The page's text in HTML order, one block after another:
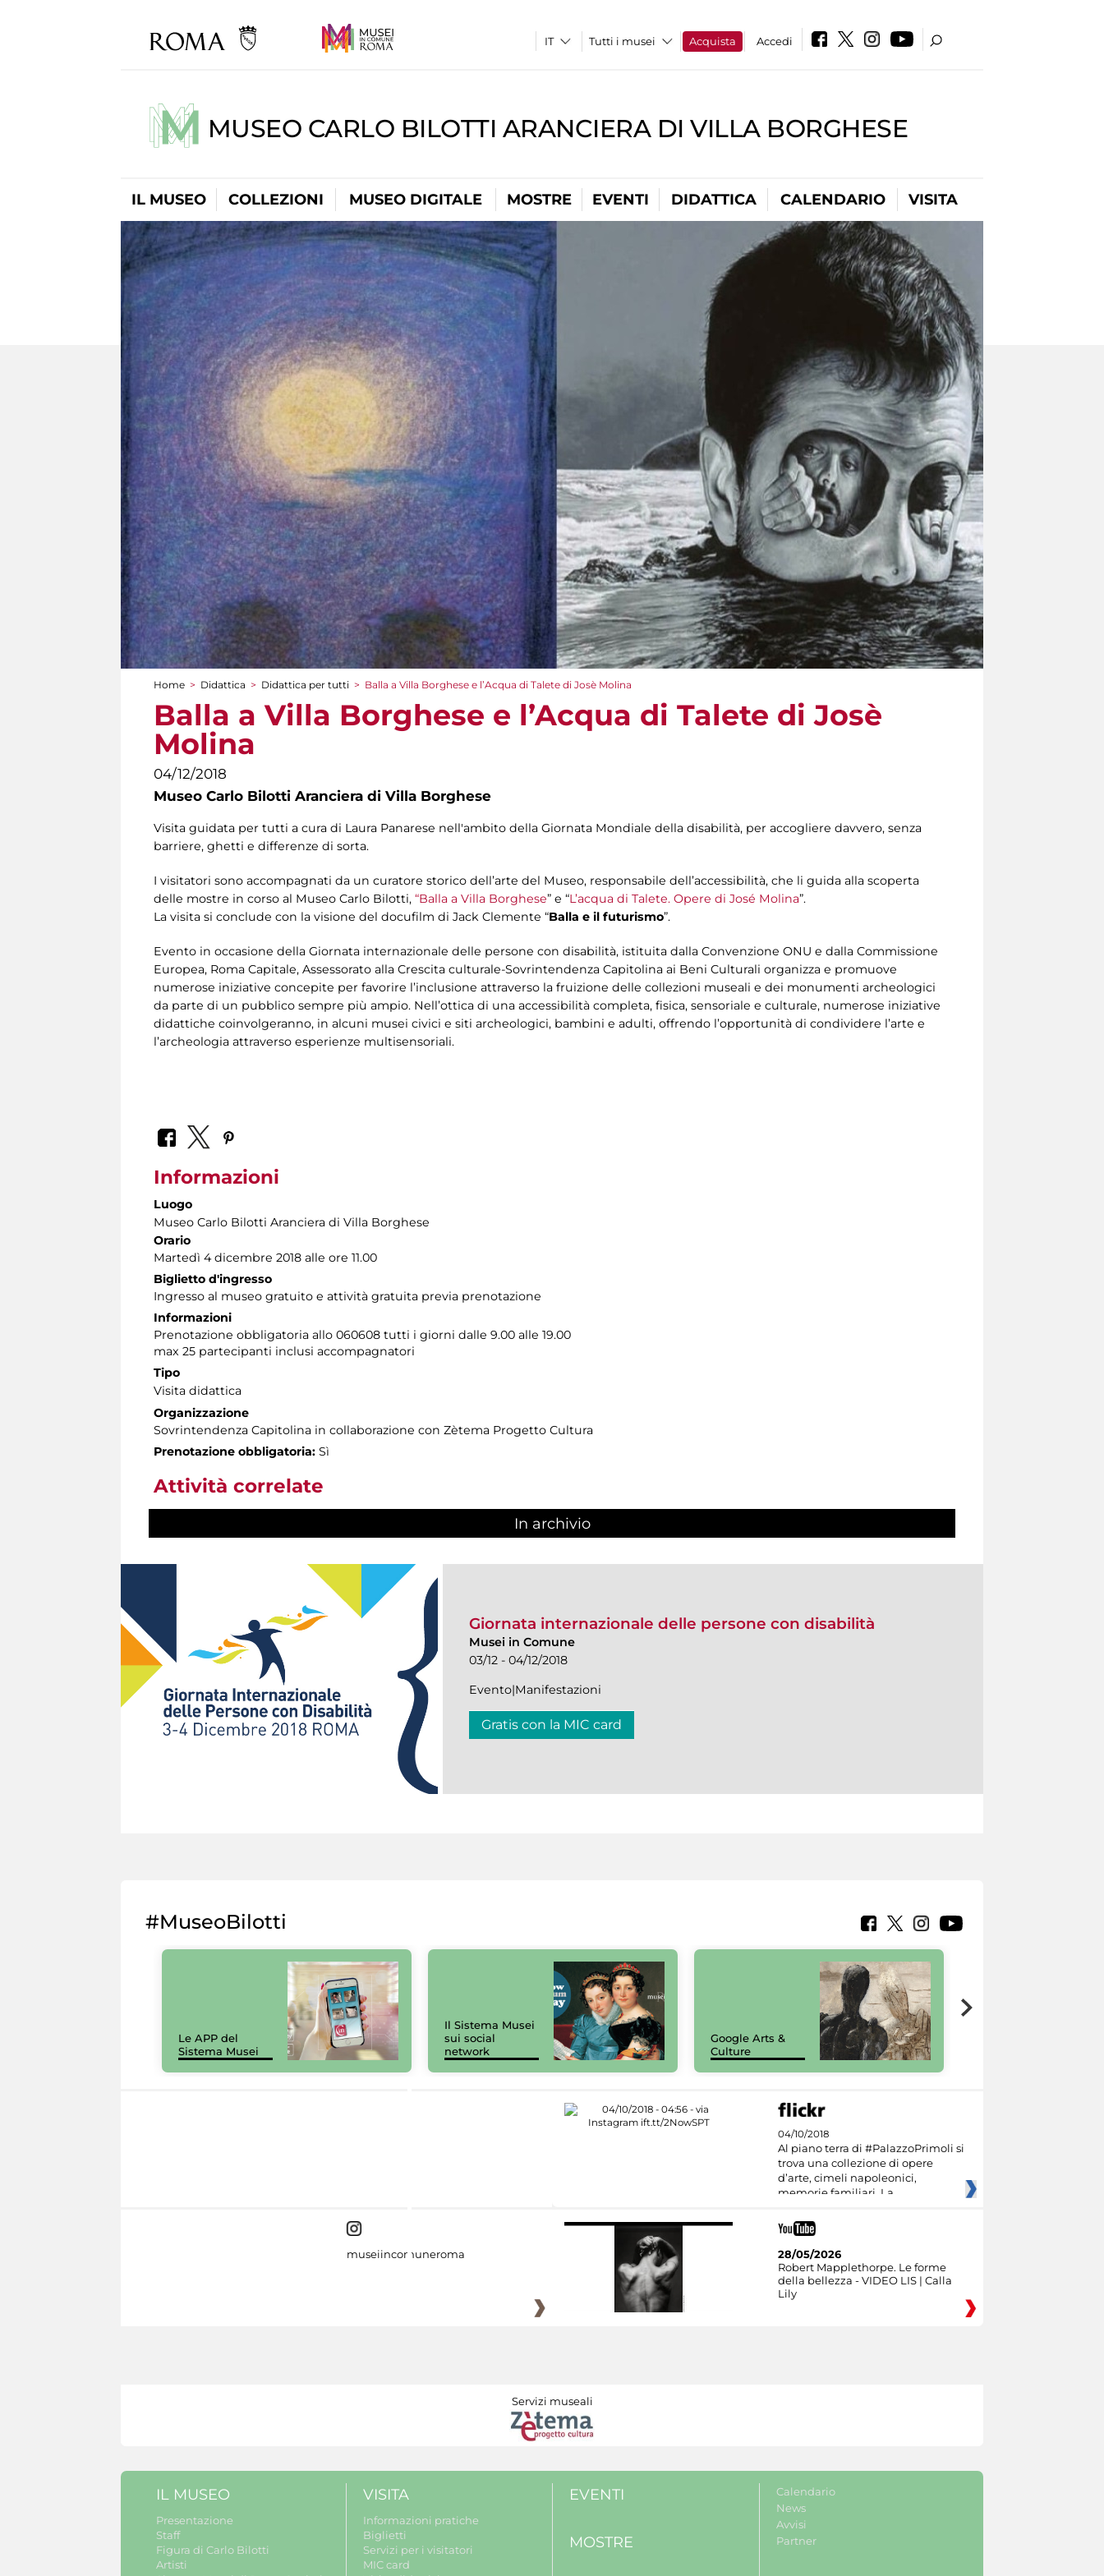
Tutti i musei Acquista Accedi
MUSEO CARLO BILOTTI ARANCIERA DI VILLA BORGHESE
IL MUSEO COLLEZIONI MUSEO DIGITALE MOSTRE EVENTI DIDATTICA CALENDARIO VISITA
Tu sei qui
Home > Didattica > Didattica per tutti > Balla a Villa Borghese e l’Acqua di Talete di Josè Molina
Balla a Villa Borghese e l’Acqua di Talete di Josè
Molina
04/12/2018
Museo Carlo Bilotti Aranciera di Villa Borghese
Visita guidata per tutti a cura di Laura Panarese nell'ambito della Giornata Mondiale della disabilità, per accogliere davvero, senza
barriere, ghetti e differenze di sorta.
I visitatori sono accompagnati da un curatore storico dell’arte del Museo, responsabile dell’accessibilità, che li guida alla scoperta
delle mostre in corso al Museo Carlo Bilotti, “Balla a Villa Borghese” e “L’acqua di Talete. Opere di José Molina”.
La visita si conclude con la visione del docufilm di Jack Clemente “Balla e il futurismo”.
Evento in occasione della Giornata internazionale delle persone con disabilità, istituita dalla Convenzione ONU e dalla Commissione
Europea, Roma Capitale, Assessorato alla Crescita culturale-Sovrintendenza Capitolina ai Beni Culturali organizza e promuove
numerose iniziative concepite per favorire l’inclusione attraverso la fruizione delle collezioni museali e dei monumenti archeologici
da parte di un pubblico sempre più ampio. Nell’ottica di una accessibilità completa, fisica, sensoriale e culturale, numerose iniziative
didattiche coinvolgeranno, in alcuni musei civici e siti archeologici, bambini e adulti, offrendo l’opportunità di condividere l’arte e
l’archeologia attraverso esperienze multisensoriali.
Informazioni
Luogo
Museo Carlo Bilotti Aranciera di Villa Borghese
Orario
Martedì 4 dicembre 2018 alle ore 11.00
Biglietto d'ingresso
Ingresso al museo gratuito e attività gratuita previa prenotazione
Informazioni
Prenotazione obbligatoria allo 060608 tutti i giorni dalle 9.00 alle 19.00
max 25 partecipanti inclusi accompagnatori
Tipo
Visita didattica
Organizzazione
Sovrintendenza Capitolina in collaborazione con Zètema Progetto Cultura
Prenotazione obbligatoria: Sì
Attività correlate
In archivio
Giornata internazionale delle persone con disabilità
Musei in Comune
03/12 - 04/12/2018
Evento|Manifestazioni
Gratis con la MIC card
#MuseoBilotti
Le APP del
Sistema Musei
Il Sistema Musei
sui social
network
Google Arts &
Culture
04/10/2018
Al piano terra di #PalazzoPrimoli si
trova una collezione di opere
d’arte, cimeli napoleonici,
memorie familiari. La
museiincomuneroma
28/05/2026
Robert Mapplethorpe. Le forme
della bellezza - VIDEO LIS | Calla
Lily
Servizi museali
IL MUSEO
Presentazione
Staff
Figura di Carlo Bilotti
Artisti
VISITA
Informazioni pratiche
Biglietti
Servizi per i visitatori
MIC card
EVENTI
MOSTRE
Calendario
News
Avvisi
Partner